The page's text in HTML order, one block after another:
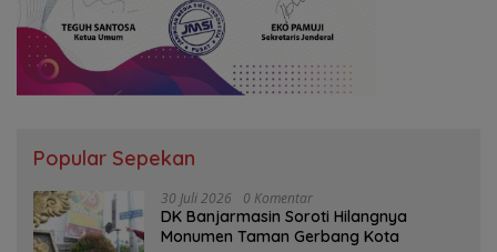
Popular Sepekan
30 Juli 2026 0 Komentar
DK Banjarmasin Soroti Hilangnya
Monumen Taman Gerbang Kota